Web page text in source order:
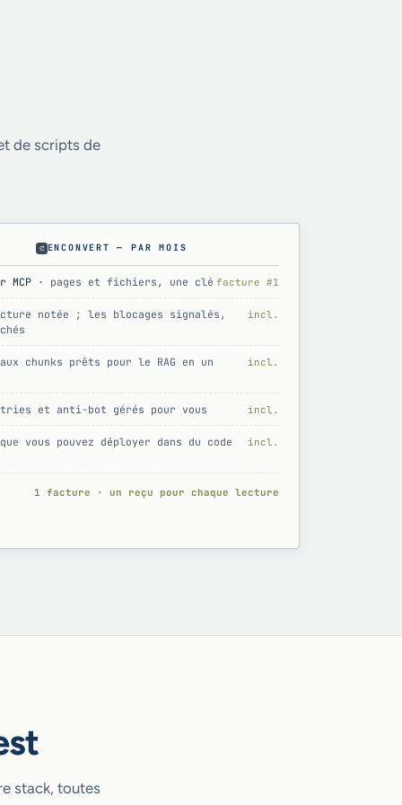
de scripts de
ENCONVERT — PAR MOIS
MCP · pages et fichiers, une clé facture #1
notée ; les blocages signalés,
incl.
chunks prêts pour le RAG en un incl.
et anti-bot gérés pour vous incl.
vous pouvez déployer dans du code incl.
1 facture · un reçu pour chaque lecture
stack, toutes